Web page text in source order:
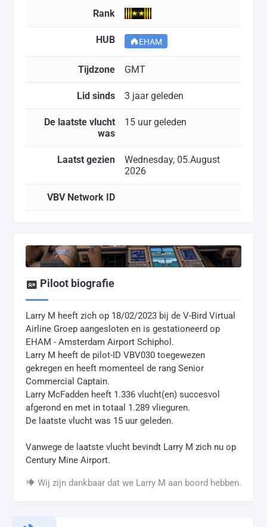
Rank
HUB EHAM
Tijdzone GMT
Lid sinds 3 jaar geleden
De laatste vlucht
was
15 uur geleden
Laatst gezien
Wednesday, 05.August
2026
VBV Network ID
Piloot biografie
Larry M heeft zich op 18/02/2023 bij de V-Bird Virtual
Airline Groep aangesloten en is gestationeerd op
EHAM - Amsterdam Airport Schiphol.
Larry M heeft de pilot-ID VBV030 toegewezen
gekregen en heeft momenteel de rang Senior
Commercial Captain.
Larry McFadden heeft 1.336 vlucht(en) succesvol
afgerond en met in totaal 1.289 vlieguren.
De laatste vlucht was 15 uur geleden.
Vanwege de laatste vlucht bevindt Larry M zich nu op
Century Mine Airport.
Wij zijn dankbaar dat we Larry M aan boord hebben.